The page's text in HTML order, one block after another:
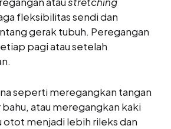
fleksibilitas sendi dan
gerak tubuh. Peregangan
pagi atau setelah
seperti meregangkan tangan
atau meregangkan kaki
menjadi lebih rileks dan